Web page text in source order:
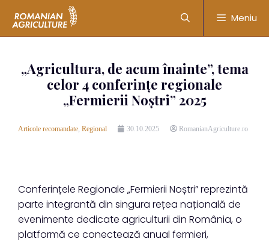
Meniu
„Agricultura, de acum înainte”, tema
celor 4 conferințe regionale
„Fermierii Noștri” 2025
Articole recomandate, Regional 30.10.2025 RomanianAgriculture.ro
Conferințele Regionale „Fermierii Noștri” reprezintă
parte integrantă din singura rețea națională de
evenimente dedicate agriculturii din România, o
platformă ce conectează anual fermieri,